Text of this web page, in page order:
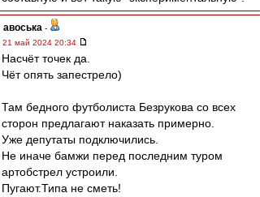
авоська -
21 май 2024 20:34
Насчёт точек да.
Чёт опять запестрело)
Там бедного футболиста Безрукова со всех
сторон предлагают наказать примерно.
Уже депутаты подключились.
Не иначе бамжи перед последним туром
артобстрел устроили.
Пугают.Типа не сметь!